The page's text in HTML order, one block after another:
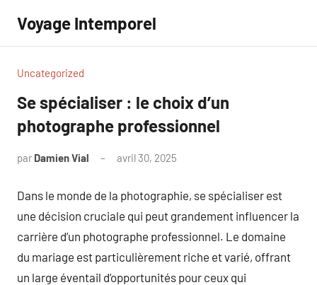
contenu
Voyage Intemporel
Uncategorized
Se spécialiser : le choix d’un
photographe professionnel
par Damien Vial avril 30, 2025
Dans le monde de la photographie, se spécialiser est
une décision cruciale qui peut grandement influencer la
carrière d’un photographe professionnel. Le domaine
du mariage est particulièrement riche et varié, offrant
un large éventail d’opportunités pour ceux qui